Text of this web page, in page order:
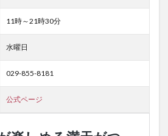
11時～21時30分
水曜日
029-855-8181
公式ページ